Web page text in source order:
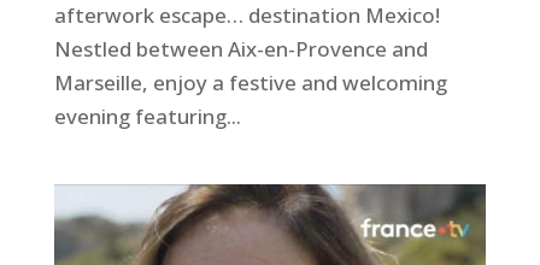
afterwork escape… destination Mexico!
Nestled between Aix-en-Provence and
Marseille, enjoy a festive and welcoming
evening featuring...